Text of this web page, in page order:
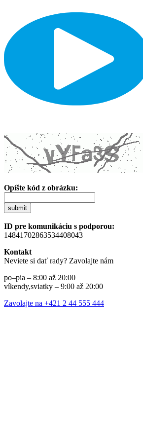
Opíšte kód z obrázku:
submit
ID pre komunikáciu s podporou:
14841702863534408043
Kontakt
Neviete si dať rady? Zavolajte nám
po–pia – 8:00 až 20:00
víkendy,sviatky – 9:00 až 20:00
Zavolajte na +421 2 44 555 444